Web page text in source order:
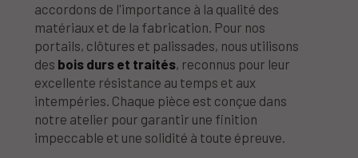
accordons de l'importance à la qualité des
matériaux et de la fabrication. Pour nos
portails, clôtures et palissades, nous utilisons
des bois durs et traités, reconnus pour leur
excellente résistance au temps et aux
intempéries. Chaque pièce est conçue dans
notre atelier pour garantir une finition
impeccable et une solidité à toute épreuve.